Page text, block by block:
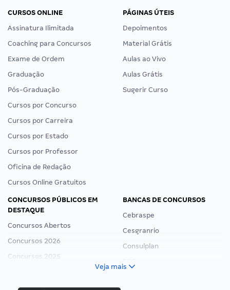
CURSOS ONLINE
Assinatura Ilimitada
Coaching para Concursos
Exame de Ordem
Graduação
Pós-Graduação
Cursos por Concurso
Cursos por Carreira
Cursos por Estado
Cursos por Professor
Oficina de Redação
Cursos Online Gratuitos
PÁGINAS ÚTEIS
Depoimentos
Material Grátis
Aulas ao Vivo
Aulas Grátis
Sugerir Curso
CONCURSOS PÚBLICOS EM
DESTAQUE
Concursos Abertos
Concursos 2026
Concursos 2025
Concurso Ibama
BANCAS DE CONCURSOS
Cebraspe
Cesgranrio
Consulplan
Veja mais